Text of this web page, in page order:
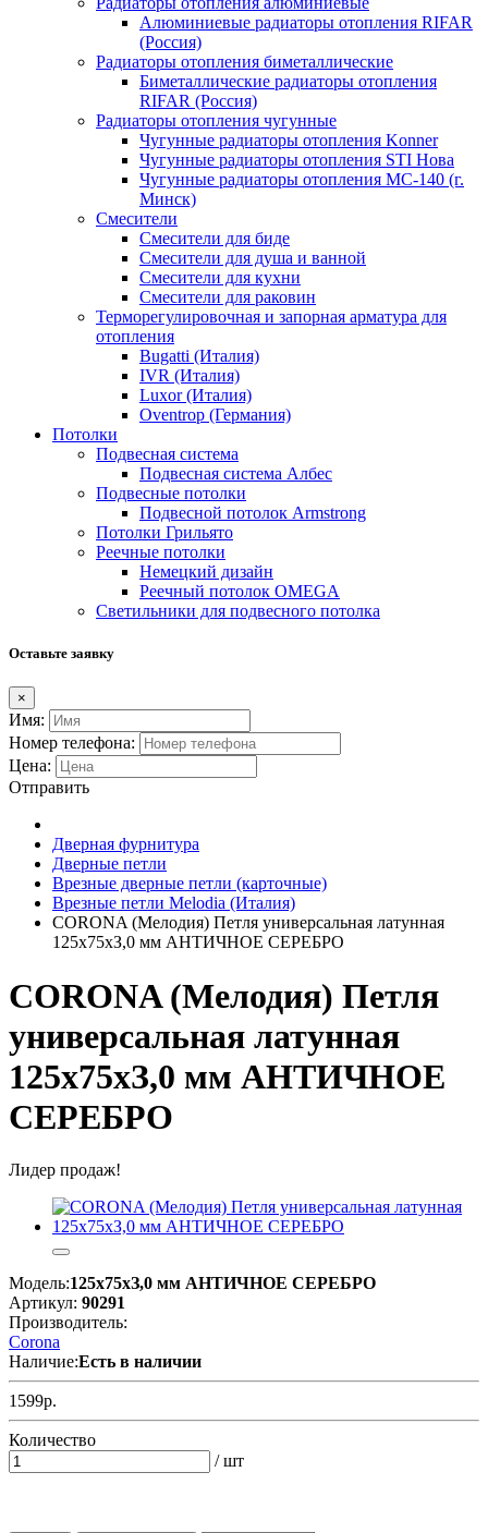
Алюминиевые радиаторы отопления RIFAR
(Россия)
Радиаторы отопления биметаллические
Биметаллические радиаторы отопления
RIFAR (Россия)
Радиаторы отопления чугунные
Чугунные радиаторы отопления Konner
Чугунные радиаторы отопления STI Нова
Чугунные радиаторы отопления МС-140 (г.
Минск)
Смесители
Смесители для биде
Смесители для душа и ванной
Смесители для кухни
Смесители для раковин
Терморегулировочная и запорная арматура для
отопления
Bugatti (Италия)
IVR (Италия)
Luxor (Италия)
Oventrop (Германия)
Потолки
Подвесная система
Подвесная система Албес
Подвесные потолки
Подвесной потолок Armstrong
Потолки Грильято
Реечные потолки
Немецкий дизайн
Реечный потолок OMEGA
Светильники для подвесного потолка
Оставьте заявку
×
Имя:
Номер телефона:
Цена:
Отправить
Дверная фурнитура
Дверные петли
Врезные дверные петли (карточные)
Врезные петли Melodia (Италия)
CORONA (Мелодия) Петля универсальная латунная
125х75хЗ,0 мм АНТИЧНОЕ СЕРЕБРО
CORONA (Мелодия) Петля
универсальная латунная
125х75хЗ,0 мм АНТИЧНОЕ
СЕРЕБРО
Лидер продаж!
Модель:125х75хЗ,0 мм АНТИЧНОЕ СЕРЕБРО
Артикул: 90291
Производитель:
Corona
Наличие:Есть в наличии
1599р.
Количество
/ шт